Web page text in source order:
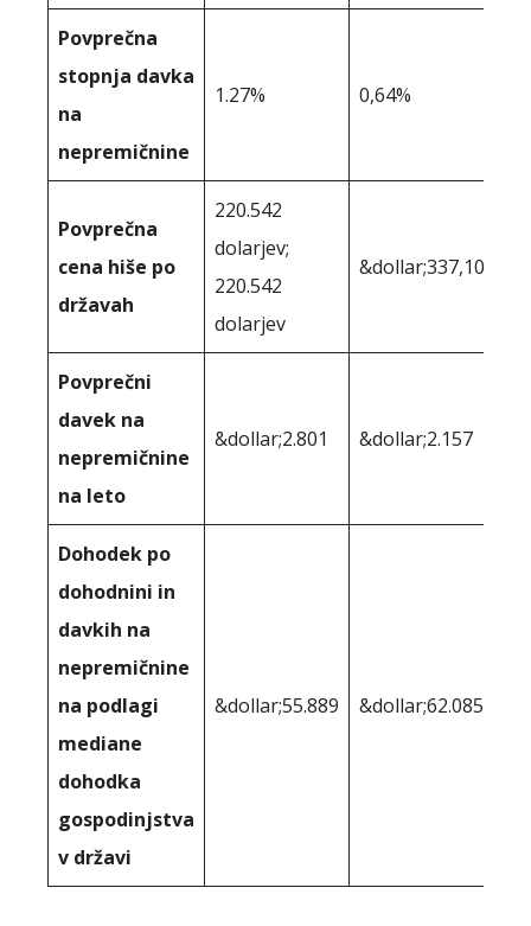
Povprečna
stopnja davka
na
nepremičnine
1.27% 0,64%
Povprečna
cena hiše po
državah
220.542
dolarjev;
220.542
dolarjev
&dollar;337,102
Povprečni
davek na
nepremičnine
na leto
&dollar;2.801 &dollar;2.157
Dohodek po
dohodnini in
davkih na
nepremičnine
na podlagi
mediane
dohodka
gospodinjstva
v državi
&dollar;55.889 &dollar;62.085